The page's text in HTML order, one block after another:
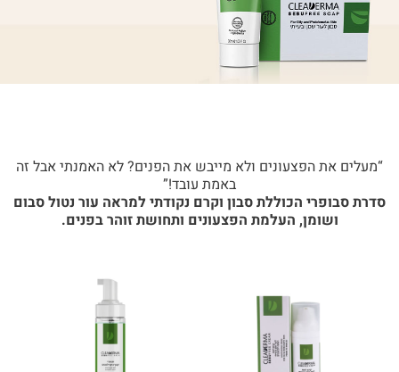
“מעלים את הפצעונים ולא מייבש את הפנים? לא האמנתי אבל זה
באמת עובד!”
סדרת סבופרי הכוללת סבון וקרם נקודתי למראה עור נטול סבום
ושומן, העלמת הפצעונים ותחושת זוהר בפנים.